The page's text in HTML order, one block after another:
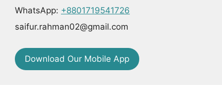
WhatsApp: +8801719541726
saifur.rahman02@gmail.com
Download Our Mobile App